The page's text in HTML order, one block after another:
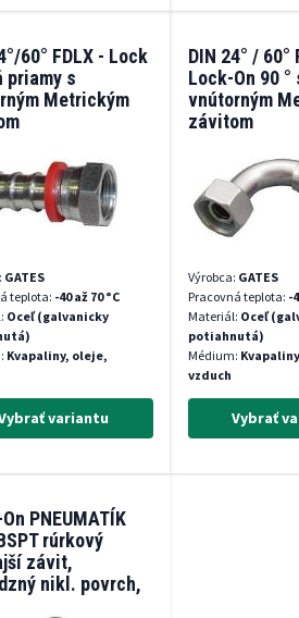
60° FDLX - Lock
priamy s
Metrickým
GATES
teplota: -40 až 70 °C
Oceľ (galvanicky
Kvapaliny, oleje,
variantu
DIN 24° / 60°
Lock-On 90 °
vnútorným
závitom
Výrobca: GATES
Pracovná teplota: -
Materiál: Oceľ
potiahnutá)
Médium:
vzduch
Vybrať
On PNEUMATÍK
rúrkový
závit,
nikl. povrch,